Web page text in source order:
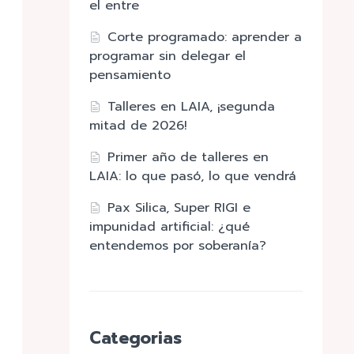
el entre
Corte programado: aprender a
programar sin delegar el
pensamiento
Talleres en LAIA, ¡segunda
mitad de 2026!
Primer año de talleres en
LAIA: lo que pasó, lo que vendrá
Pax Silica, Super RIGI e
impunidad artificial: ¿qué
entendemos por soberanía?
Categorias